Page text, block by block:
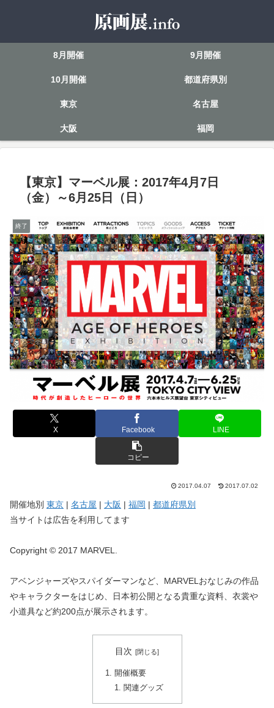
8月開催 9月開催
10月開催 都道府県別
東京 名古屋
大阪 福岡
【東京】マーベル展：2017年4月7日
（金）～6月25日（日）
終了
X Facebook LINE
コピー
2017.04.07 2017.07.02
開催地別 東京 | 名古屋 | 大阪 | 福岡 | 都道府県別
当サイトは広告を利用してます
Copyright © 2017 MARVEL.
アベンジャーズやスパイダーマンなど、MARVELおなじみの作品
やキャラクターをはじめ、日本初公開となる貴重な資料、衣裳や
小道具など約200点が展示されます。
目次
開催概要
関連グッズ